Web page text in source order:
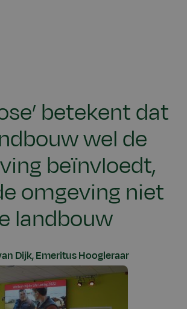
betekent dat
wel de
beïnvloedt,
omgeving niet
landbouw
Dijk, Emeritus Hoogleraar